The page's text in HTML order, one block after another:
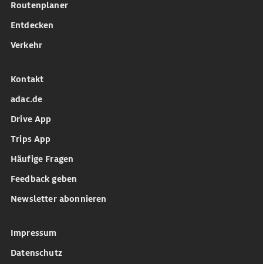
Routenplaner
Entdecken
Verkehr
Kontakt
adac.de
Drive App
Trips App
Häufige Fragen
Feedback geben
Newsletter abonnieren
Impressum
Datenschutz